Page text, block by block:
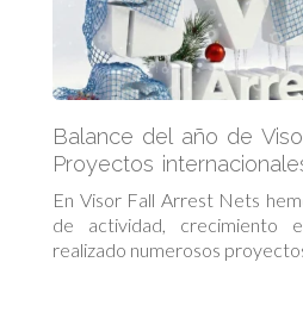
Balance del año de
Proyectos
crecimiento en el sector
En Visor Fall Arrest Nets
de actividad, crecimiento
realizado numerosos